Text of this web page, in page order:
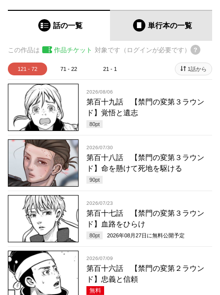
話の一覧 単行本の一覧
この作品は 作品チケット 対象です（ログインが必要です）
121 - 72 71 - 22 21 - 1 1話から
2026/08/06
第百十九話 【禁門の変第３ラウン
ド】覚悟と遺志
80pt
2026/07/30
第百十八話 【禁門の変第３ラウン
ド】命を懸けて死地を駆ける
90pt
2026/07/23
第百十七話 【禁門の変第３ラウン
ド】血路をひらけ
80pt 2026年08月27日 に無料公開予定
2026/07/09
第百十六話 【禁門の変第２ラウン
ド】忠義と信頼
無料